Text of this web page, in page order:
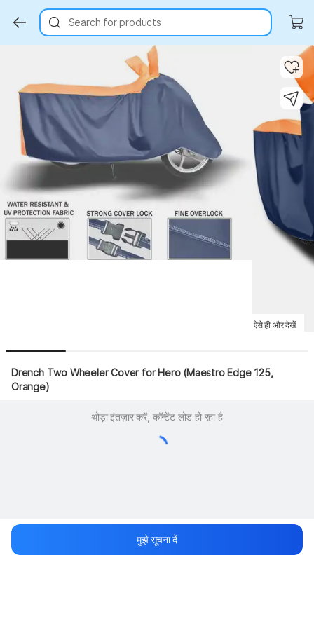
Search for products
ऐसे ही और देखें
Drench Two Wheeler Cover for Hero (Maestro Edge 125,
Orange)
थोड़ा इंतज़ार करें, कॉन्टेंट लोड हो रहा है
मुझे सूचना दें